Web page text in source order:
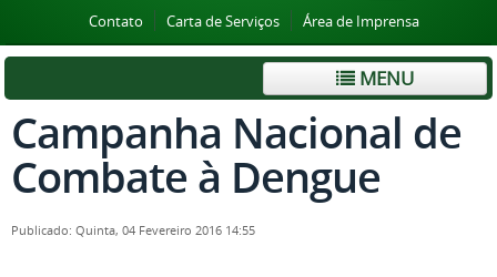
Contato Carta de Serviços Área de Imprensa
MENU
Campanha Nacional de
Combate à Dengue
Publicado: Quinta, 04 Fevereiro 2016 14:55